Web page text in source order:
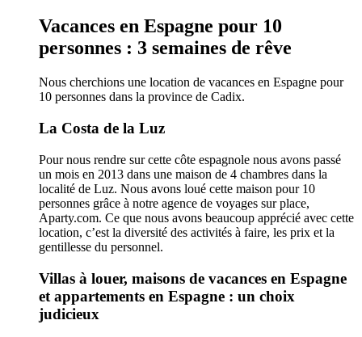
Vacances en Espagne pour 10
personnes : 3 semaines de rêve
Nous cherchions une location de vacances en Espagne pour
10 personnes dans la province de Cadix.
La Costa de la Luz
Pour nous rendre sur cette côte espagnole nous avons passé
un mois en 2013 dans une maison de 4 chambres dans la
localité de Luz. Nous avons loué cette maison pour 10
personnes grâce à notre agence de voyages sur place,
Aparty.com. Ce que nous avons beaucoup apprécié avec cette
location, c’est la diversité des activités à faire, les prix et la
gentillesse du personnel.
Villas à louer, maisons de vacances en Espagne
et appartements en Espagne : un choix
judicieux